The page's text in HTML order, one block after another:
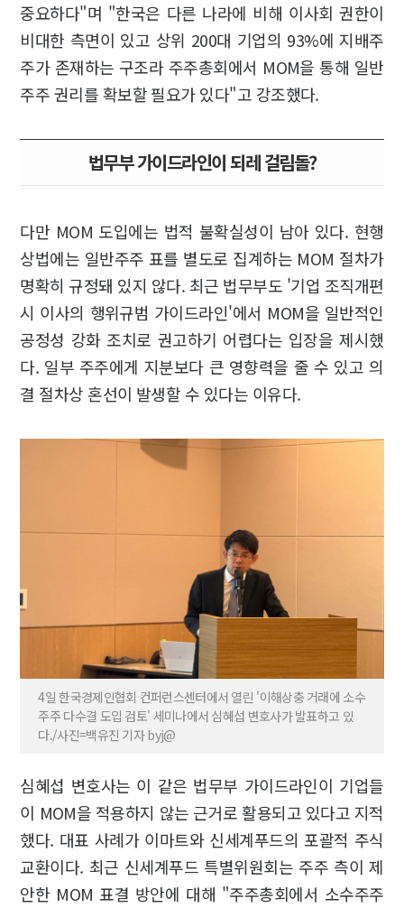
중요하다"며 "한국은 다른 나라에 비해 이사회 권한이
비대한 측면이 있고 상위 200대 기업의 93%에 지배주
주가 존재하는 구조라 주주총회에서 MOM을 통해 일반
주주 권리를 확보할 필요가 있다"고 강조했다.
법무부 가이드라인이 되레 걸림돌?
다만 MOM 도입에는 법적 불확실성이 남아 있다. 현행
상법에는 일반주주 표를 별도로 집계하는 MOM 절차가
명확히 규정돼 있지 않다. 최근 법무부도 '기업 조직개편
시 이사의 행위규범 가이드라인'에서 MOM을 일반적인
공정성 강화 조치로 권고하기 어렵다는 입장을 제시했
다. 일부 주주에게 지분보다 큰 영향력을 줄 수 있고 의
결 절차상 혼선이 발생할 수 있다는 이유다.
4일 한국경제인협회 컨퍼런스센터에서 열린 '이해상충 거래에 소수
주주 다수결 도입 검토' 세미나에서 심혜섭 변호사가 발표하고 있
다./사진=백유진 기자 byj@
심혜섭 변호사는 이 같은 법무부 가이드라인이 기업들
이 MOM을 적용하지 않는 근거로 활용되고 있다고 지적
했다. 대표 사례가 이마트와 신세계푸드의 포괄적 주식
교환이다. 최근 신세계푸드 특별위원회는 주주 측이 제
안한 MOM 표결 방안에 대해 "주주총회에서 소수주주